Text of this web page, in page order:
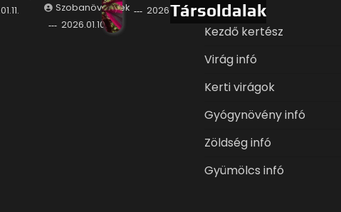
Szobanövények
2026.01.10.
2026.01.09.Társoldalak
Kezdő kertész
Virág infó
Kerti virágok
Gyógynövény infó
Zöldség infó
Gyümölcs infó